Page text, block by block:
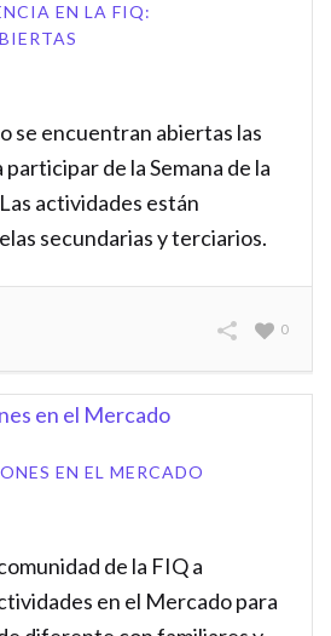
EN LA FIQ:
se encuentran abiertas las
de la Semana de la
actividades están
secundarias y terciarios.
0
EN EL MERCADO
de la FIQ a
en el Mercado para